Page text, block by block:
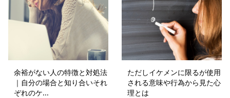
余裕がない人の特徴と対処法
｜自分の場合と知り合いそれ
ぞれのケ...
ただしイケメンに限るが使用
される意味や行為から見た心
理とは